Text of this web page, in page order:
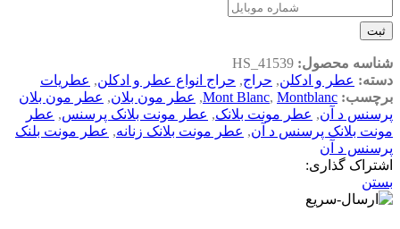
ثبت
شناسه محصول: HS_41539
دسته: عطر و ادکلن, حراج, حراج انواع عطر و ادکلن, عطریات
برچسب:
Mont Blanc, Montblanc
, عطر مون بلان, عطر مون بلان
پرسنس د آن, عطر مونت بلانک, عطر مونت بلانک پرسنس, عطر
مونت بلانک پرسنس د آن, عطر مونت بلانک زنانه, عطر مونت بلنک
پرسنس د آن
اشتراک گذاری:
بستن